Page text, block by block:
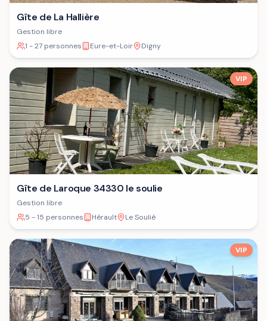
Gîte de La Hallière
Gestion libre
1 - 27 personnes
Eure-et-Loir Digny
VIP
Gîte de Laroque 34330 le soulie
Gestion libre
5 - 15 personnes
Hérault Le Soulié
VIP